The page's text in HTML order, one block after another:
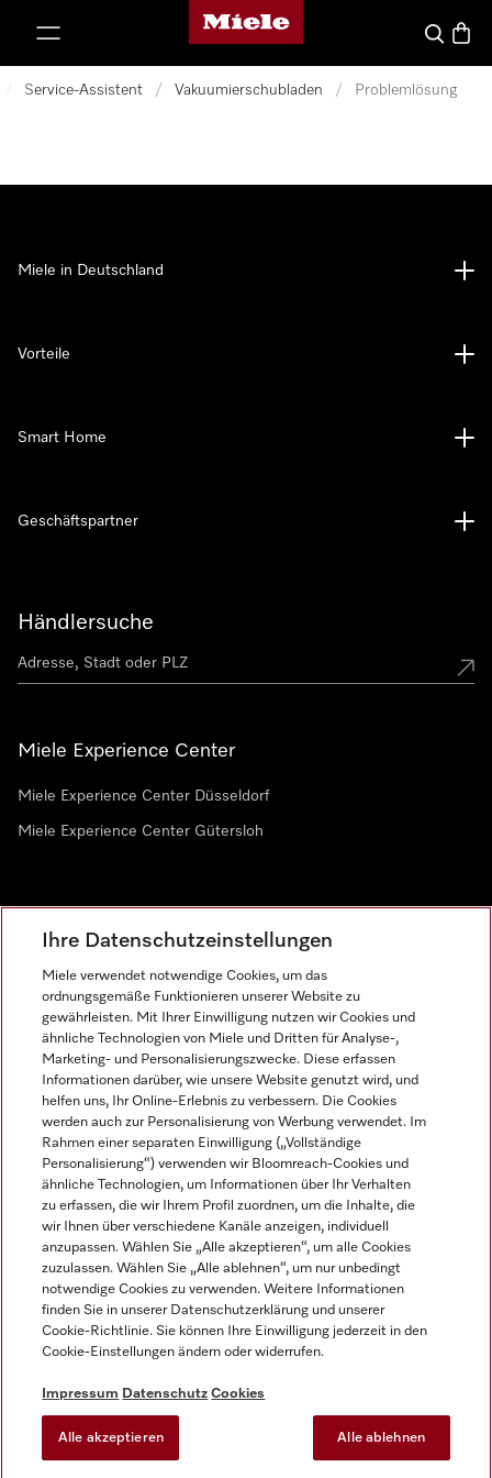
Miele-Homepage
Suche
/ Service-Assistent / Vakuumierschubladen / Problemlösung
Händlersuche
Miele Experience Center
Miele Experience Center Düsseldorf
Miele Experience Center Gütersloh
Miele in Deutschland
Vorteile
Smart Home
Geschäftspartner
AGB
Datenschutz
Nutzungsbedingungen
Barrierefreiheitserklärung
EU-Gesetzen über digitale Dienste
Cookie-Einstellungen
Miele auf Instagram
Miele auf Facebook
Miele auf Youtube
Ihre Datenschutzeinstellungen
Miele verwendet notwendige Cookies, um das
ordnungsgemäße Funktionieren unserer Website zu
gewährleisten. Mit Ihrer Einwilligung nutzen wir Cookies und
ähnliche Technologien von Miele und Dritten für Analyse-,
Marketing- und Personalisierungszwecke. Diese erfassen
Informationen darüber, wie unsere Website genutzt wird, und
helfen uns, Ihr Online-Erlebnis zu verbessern. Die Cookies
werden auch zur Personalisierung von Werbung verwendet. Im
Rahmen einer separaten Einwilligung („Vollständige
Personalisierung“) verwenden wir Bloomreach-Cookies und
ähnliche Technologien, um Informationen über Ihr Verhalten
zu erfassen, die wir Ihrem Profil zuordnen, um die Inhalte, die
wir Ihnen über verschiedene Kanäle anzeigen, individuell
anzupassen. Wählen Sie „Alle akzeptieren“, um alle Cookies
zuzulassen. Wählen Sie „Alle ablehnen“, um nur unbedingt
notwendige Cookies zu verwenden. Weitere Informationen
finden Sie in unserer Datenschutzerklärung und unserer
Cookie-Richtlinie. Sie können Ihre Einwilligung jederzeit in den
Cookie-Einstellungen ändern oder widerrufen.
Impressum Datenschutz Cookies
Alle akzeptieren Alle ablehnen